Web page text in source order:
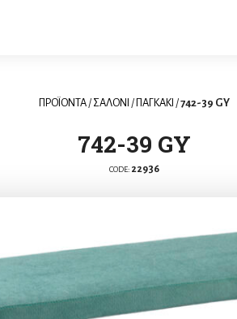
ΠΡΟΪΟΝΤΑ / ΣΑΛΟΝΙ / ΠΑΓΚΑΚΙ /742-39 GY
742-39 GY
CODE: 22936